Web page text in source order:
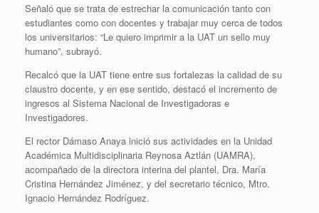
Señaló que se trata de estrechar la comunicación tanto con
estudiantes como con docentes y trabajar muy cerca de todos
los universitarios: “Le quiero imprimir a la UAT un sello muy
humano”, subrayó.
Recalcó que la UAT tiene entre sus fortalezas la calidad de su
claustro docente, y en ese sentido, destacó el incremento de
ingresos al Sistema Nacional de Investigadoras e
Investigadores.
El rector Dámaso Anaya inició sus actividades en la Unidad
Académica Multidisciplinaria Reynosa Aztlán (UAMRA),
acompañado de la directora interina del plantel, Dra. María
Cristina Hernández Jiménez, y del secretario técnico, Mtro.
Ignacio Hernández Rodríguez.